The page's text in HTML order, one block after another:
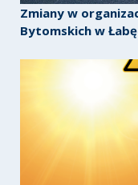
Zmiany w
Bytomskich w